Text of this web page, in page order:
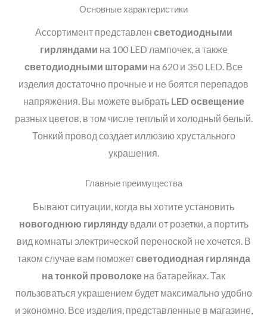
Основные характеристики
Ассортимент представлен светодиодными
гирляндами на 100 LED лампочек, а также
светодиодными шторами на 620 и 350 LED. Все
изделия достаточно прочные и не боятся перепадов
напряжения. Вы можете выбрать LED освещение
разных цветов, в том числе теплый и холодный белый.
Тонкий провод создает иллюзию хрустального
украшения.
Главные преимущества
Бывают ситуации, когда вы хотите установить
новогоднюю гирляндувдали от розетки, а портить
вид комнаты электрической переноской не хочется. В
таком случае вам поможетсветодиодная гирлянда
на тонкой проволоке на батарейках. Так
пользоваться украшением будет максимально удобно
и экономно. Все изделия, представленные в магазине,